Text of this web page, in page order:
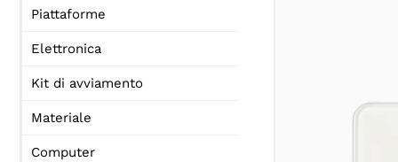
Piattaforme
Elettronica
Kit di avviamento
Materiale
Computer